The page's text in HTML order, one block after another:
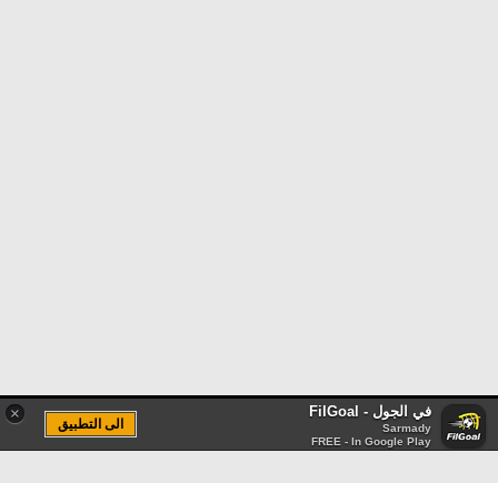
× في الجول - FilGoal
Sarmady
FREE - In Google Play
الى التطبيق